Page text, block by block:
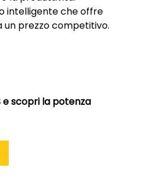
intelligente che offre
prezzo competitivo.
e scopri la potenza